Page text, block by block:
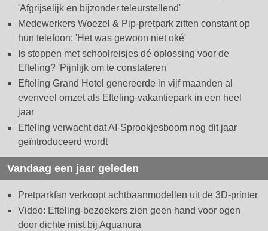
'Afgrijselijk en bijzonder teleurstellend'
Medewerkers Woezel & Pip-pretpark zitten constant op
hun telefoon: 'Het was gewoon niet oké'
Is stoppen met schoolreisjes dé oplossing voor de
Efteling? 'Pijnlijk om te constateren'
Efteling Grand Hotel genereerde in vijf maanden al
evenveel omzet als Efteling-vakantiepark in een heel
jaar
Efteling verwacht dat AI-Sprookjesboom nog dit jaar
geïntroduceerd wordt
Vandaag een jaar geleden
Pretparkfan verkoopt achtbaanmodellen uit de 3D-printer
Video: Efteling-bezoekers zien geen hand voor ogen
door dichte mist bij Aquanura